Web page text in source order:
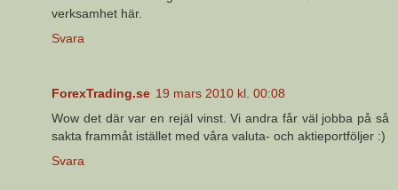
verksamhet här.
Svara
ForexTrading.se 19 mars 2010 kl. 00:08
Wow det där var en rejäl vinst. Vi andra får väl jobba på så
sakta frammåt istället med våra valuta- och aktieportföljer :)
Svara